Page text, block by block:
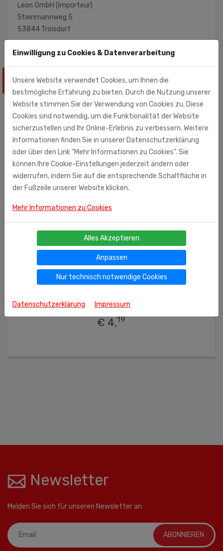
Leon GmbH (Importeur)
Steinmannweg 5
53844 Troisdorf
ÄHNLICHE PRODUKTE
350g (kg = 11.97 €)
Süßware "Teddybär"
€ 4,19
Newsletter
Melden Sie sich für unseren Newsletter an
ABONNIEREN
Einwilligung zu Cookies & Datenverarbeitung
Unsere Website verwendet Cookies, um Ihnen die
bestmögliche Erfahrung zu bieten. Durch die Nutzung unserer
Website stimmen Sie der Verwendung von Cookies zu. Diese
Cookies sind notwendig, um die Funktionalität der Website
sicherzustellen und Ihr Online-Erlebnis zu verbessern. Weitere
Informationen finden Sie in unserer Datenschutzerklärung
oder über den Link "Mehr Informationen zu Cookies". Sie
können Ihre Cookie-Einstellungen jederzeit ändern oder
widerrufen, indem Sie auf die entsprechende Schaltfläche in
der Fußzeile unserer Website klicken.
Mehr Informationen zu Cookies
Alles Akzeptieren
Anpassen
Nur technisch notwendige Cookies
Datenschutzerklärung Impressum